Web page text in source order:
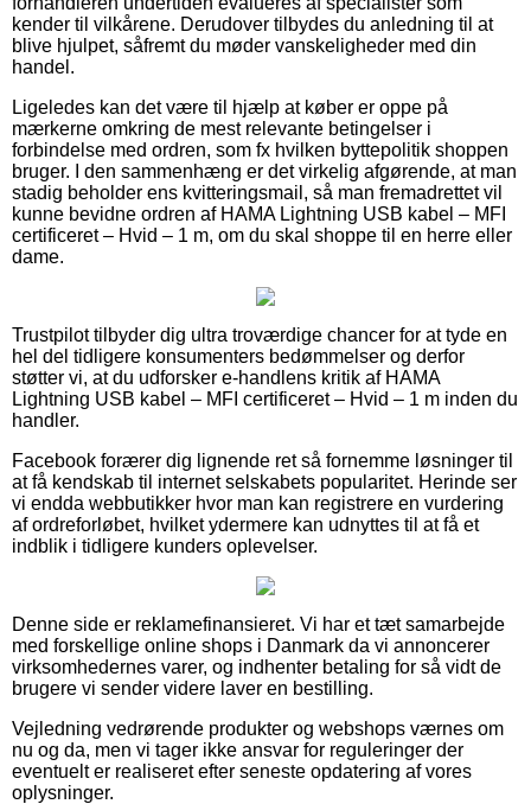
kender til vilkårene. Derudover tilbydes du anledning til at
blive hjulpet, såfremt du møder vanskeligheder med din
handel.
Ligeledes kan det være til hjælp at køber er oppe på
mærkerne omkring de mest relevante betingelser i
forbindelse med ordren, som fx hvilken byttepolitik shoppen
bruger. I den sammenhæng er det virkelig afgørende, at man
stadig beholder ens kvitteringsmail, så man fremadrettet vil
kunne bevidne ordren af HAMA Lightning USB kabel – MFI
certificeret – Hvid – 1 m, om du skal shoppe til en herre eller
dame.
Trustpilot tilbyder dig ultra troværdige chancer for at tyde en
hel del tidligere konsumenters bedømmelser og derfor
støtter vi, at du udforsker e-handlens kritik af HAMA
Lightning USB kabel – MFI certificeret – Hvid – 1 m inden du
handler.
Facebook forærer dig lignende ret så fornemme løsninger til
at få kendskab til internet selskabets popularitet. Herinde ser
vi endda webbutikker hvor man kan registrere en vurdering
af ordreforløbet, hvilket ydermere kan udnyttes til at få et
indblik i tidligere kunders oplevelser.
Denne side er reklamefinansieret. Vi har et tæt samarbejde
med forskellige online shops i Danmark da vi annoncerer
virksomhedernes varer, og indhenter betaling for så vidt de
brugere vi sender videre laver en bestilling.
Vejledning vedrørende produkter og webshops værnes om
nu og da, men vi tager ikke ansvar for reguleringer der
eventuelt er realiseret efter seneste opdatering af vores
oplysninger.